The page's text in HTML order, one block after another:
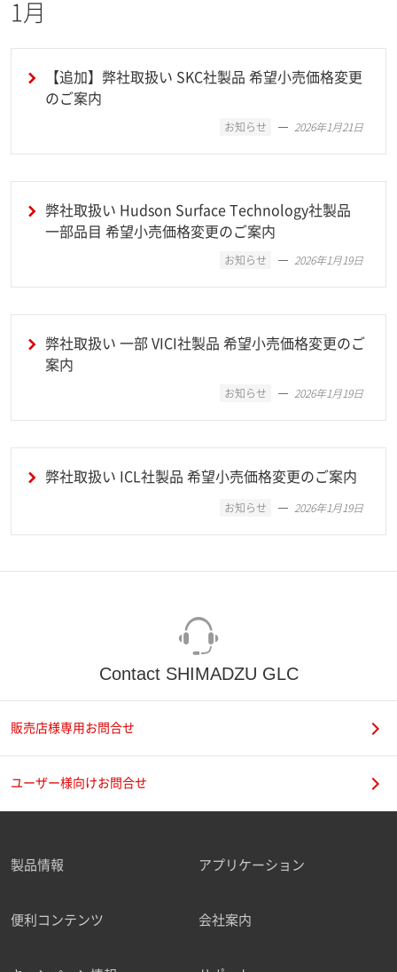
1月
【追加】弊社取扱い SKC社製品 希望小売価格変更
のご案内
お知らせ 2026年1月21日
弊社取扱い Hudson Surface Technology社製品
一部品目 希望小売価格変更のご案内
お知らせ 2026年1月19日
弊社取扱い 一部 VICI社製品 希望小売価格変更のご
案内
お知らせ 2026年1月19日
弊社取扱い ICL社製品 希望小売価格変更のご案内
お知らせ 2026年1月19日
Contact SHIMADZU GLC
販売店様専用お問合せ
ユーザー様向けお問合せ
製品情報 アプリケーション
便利コンテンツ 会社案内